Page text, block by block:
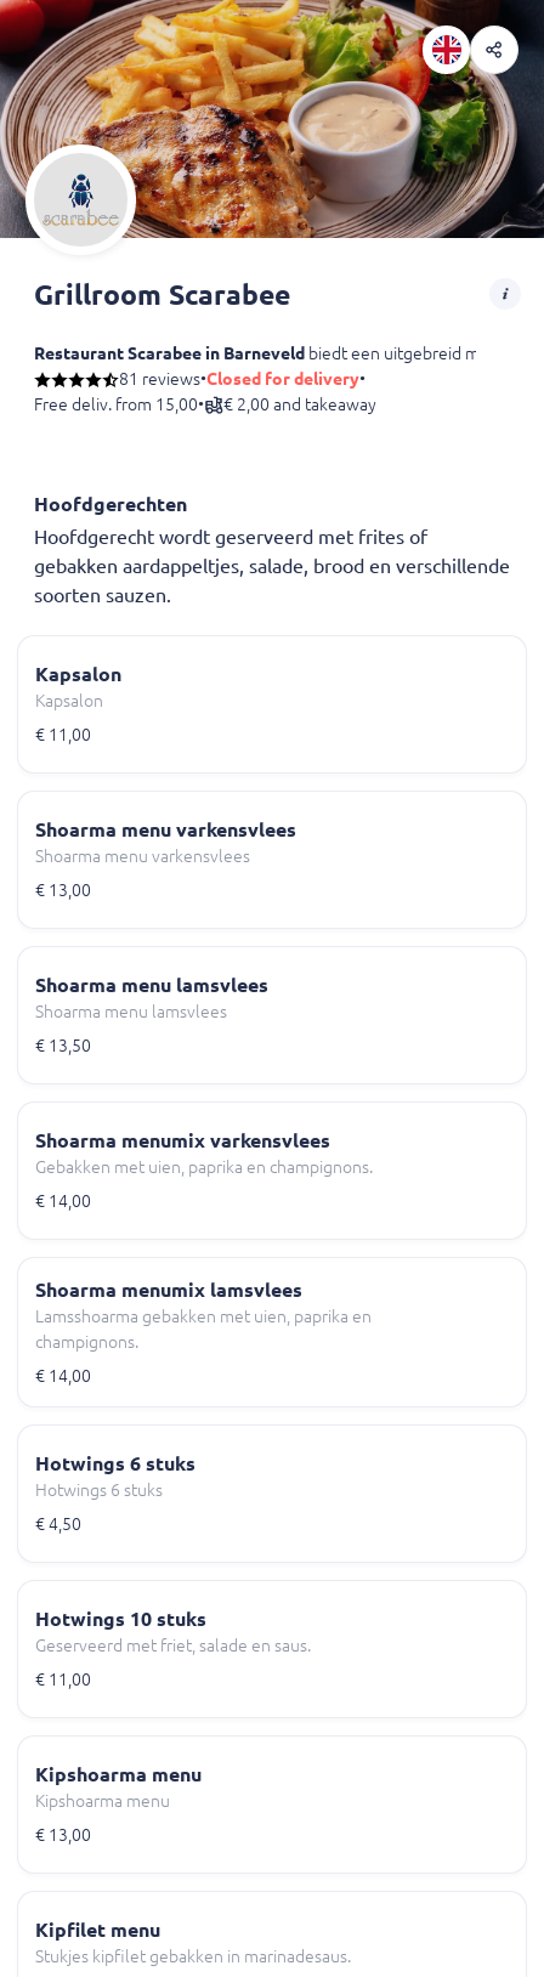
Grillroom Scarabee
Restaurant Scarabee in Barneveld biedt een uitgebreid menu
81 reviews•Closed for delivery•
Free deliv. from 15,00• € 2,00 and takeaway
Hoofdgerechten
Hoofdgerecht wordt geserveerd met frites of
gebakken aardappeltjes, salade, brood en verschillende
soorten sauzen.
Kapsalon
Kapsalon
€ 11,00
Shoarma menu varkensvlees
Shoarma menu varkensvlees
€ 13,00
Shoarma menu lamsvlees
Shoarma menu lamsvlees
€ 13,50
Shoarma menumix varkensvlees
Gebakken met uien, paprika en champignons.
€ 14,00
Shoarma menumix lamsvlees
Lamsshoarma gebakken met uien, paprika en
champignons.
€ 14,00
Hotwings 6 stuks
Hotwings 6 stuks
€ 4,50
Hotwings 10 stuks
Geserveerd met friet, salade en saus.
€ 11,00
Kipshoarma menu
Kipshoarma menu
€ 13,00
Kipfilet menu
Stukjes kipfilet gebakken in marinadesaus.